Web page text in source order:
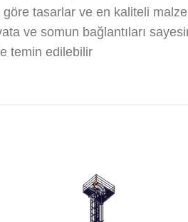
tasarlar ve en kaliteli
ve somun bağlantıları
temin edilebilir